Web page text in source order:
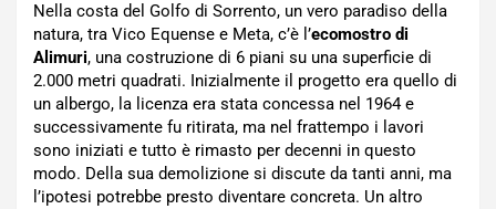
Nella costa del Golfo di Sorrento, un vero paradiso della
natura, tra Vico Equense e Meta, c’è l’ecomostro di
Alimuri, una costruzione di 6 piani su una superficie di
2.000 metri quadrati. Inizialmente il progetto era quello di
un albergo, la licenza era stata concessa nel 1964 e
successivamente fu ritirata, ma nel frattempo i lavori
sono iniziati e tutto è rimasto per decenni in questo
modo. Della sua demolizione si discute da tanti anni, ma
l’ipotesi potrebbe presto diventare concreta. Un altro